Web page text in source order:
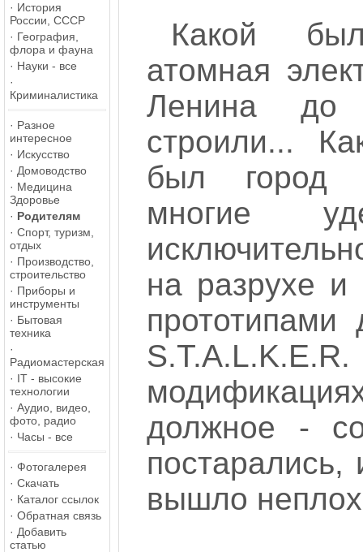
· История
России, СССР
· География,
флора и фауна
· Науки - все
·
Криминалистика
· Разное
интересное
· Искусство
· Домоводство
· Медицина
Здоровье
· Родителям
· Спорт, туризм,
отдых
· Производство,
строительство
· Приборы и
инструменты
· Бытовая
техника
·
Радиомастерская
· IT - высокие
технологии
· Аудио, видео,
фото, радио
· Часы - все
· Фотогалерея
· Скачать
· Каталог ссылок
· Обратная связь
· Добавить
статью
Какой
атомная
Ленина до
строили...
был город
многие
на разрухе и
прототипами
должное -
вышло